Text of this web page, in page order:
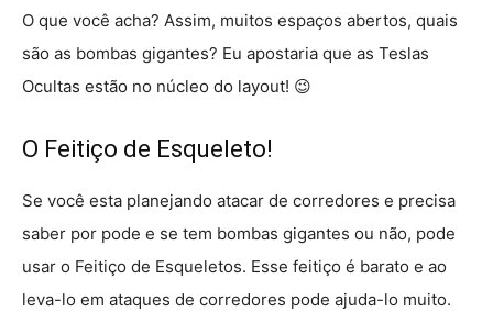
O que você acha? Assim, muitos espaços abertos, quais
são as bombas gigantes? Eu apostaria que as Teslas
Ocultas estão no núcleo do layout! 😉
O Feitiço de Esqueleto!
Se você esta planejando atacar de corredores e precisa
saber por pode e se tem bombas gigantes ou não, pode
usar o Feitiço de Esqueletos. Esse feitiço é barato e ao
leva-lo em ataques de corredores pode ajuda-lo muito.